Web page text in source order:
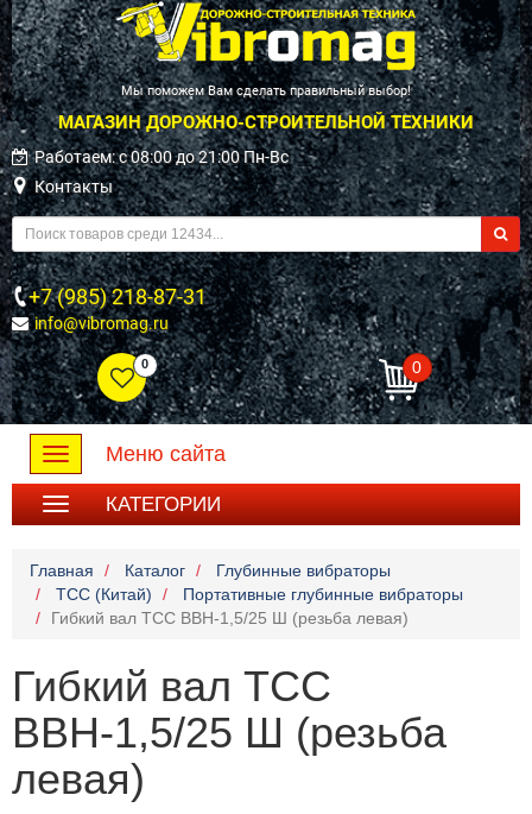
Мы поможем Вам сделать правильный выбор!
МАГАЗИН ДОРОЖНО-СТРОИТЕЛЬНОЙ ТЕХНИКИ
Работаем: c 08:00 до 21:00 Пн-Вс
Контакты
+7 (985) 218-87-31
info@vibromag.ru
0 0
Toggle
navigation
Меню сайта
КАТЕГОРИИ
Главная Каталог
Глубинные вибраторы
TCC (Китай)
Портативные глубинные вибраторы
Гибкий вал ТСС ВВН-1,5/25 Ш (резьба левая)
Гибкий вал ТСС
ВВН-1,5/25 Ш (резьба
левая)